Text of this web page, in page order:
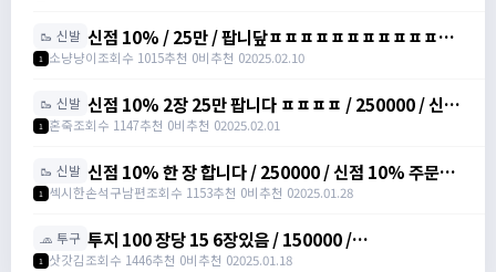
🥾 신발 신점 10% / 25만 / 팝니닾ㅍㅍㅍㅍㅍㅍㅍㅍㅍㅍㅍㅍ
/ https://open.kakao.com/o/sbuYXofh
1 소냥냥이조회수 1015추천 0비추천 02025.02.10
🥾 신발 신점 10% 2장 25만 팝니다 ㅍㅍㅍㅍ / 250000 / 신발
점프 주문서 10%, 총 2장 /
1 혼죽조회수 1147추천 0비추천 02025.02.01
🥾 신발 신점 10% 한 장 합니다 / 250000 / 신점 10% 주문서
팝니다 / https://open.kakao.com/o/srgUnZch
1 섹시한손석구남편조회수 1153추천 0비추천 02025.01.28
🧢 투구 투지 100 장당 15 6장있음 / 150000 /
https://open.kakao.com/o/szVItdbh
1 삿갓김조회수 1446추천 0비추천 02025.01.18